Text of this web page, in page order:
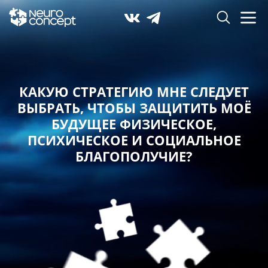
КАКУЮ СТРАТЕГИЮ МНЕ СЛЕДУЕТ
ВЫБРАТЬ,ЧТОБЫ ЗАЩИТИТЬ МОЁ
БУДУЩЕЕ ФИЗИЧЕСКОЕ,
ПСИХИЧЕСКОЕ И СОЦИАЛЬНОЕ
БЛАГОПОЛУЧИЕ?